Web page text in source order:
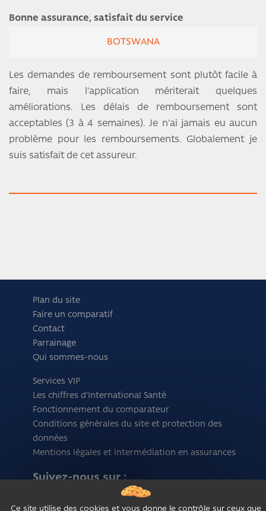
Bonne assurance, satisfait du service
BOTSWANA
Les demandes de remboursement sont plutôt facile à
faire, mais l'application mériterait quelques
améliorations. Les délais de remboursement sont
acceptables (3 à 4 semaines). Je n'ai jamais eu aucun
problème pour les remboursements. Globalement je
suis satisfait de cet assureur.
Plan du site
Faire un comparatif
Contact
Parrainage
Qui sommes-nous
Services VIP
Les chiffres d'International Santé
Fonctionnement du comparateur
Conditions générales du site et protection des
données
Mentions légales et intermédiation en assurances
Suivez-nous sur :
Ce site utilise des cookies et vous donne le contrôle sur ceux que